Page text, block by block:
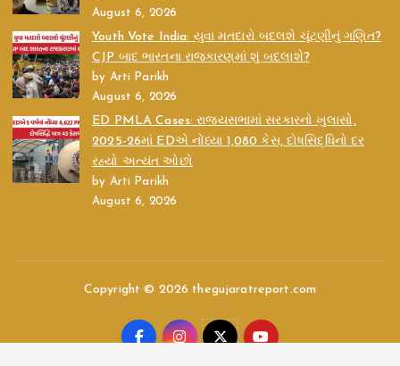
August 6, 2026
Youth Vote India: યુવા મતદારો બદલશે ચૂંટણીનું ગણિત?
CJP બાદ ભારતના રાજકારણમાં શું બદલાશે?
by Arti Parikh
August 6, 2026
ED PMLA Cases: રાજ્યસભામાં સરકારનો ખુલાસો,
2025-26માં EDએ નોંધ્યા 1,080 કેસ, દોષસિદ્ધિનો દર
રહ્યો અત્યંત ઓછો
by Arti Parikh
August 6, 2026
Copyright © 2026 thegujaratreport.com